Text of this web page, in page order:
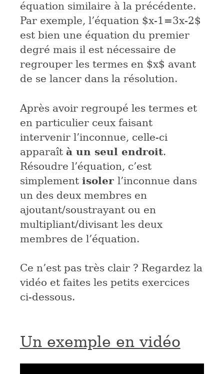
équation similaire à la précédente.
Par exemple, l’équation $x-1=3x-2$
est bien une équation du premier
degré mais il est nécessaire de
regrouper les termes en $x$ avant
de se lancer dans la résolution.
Après avoir regroupé les termes et
en particulier ceux faisant
intervenir l’inconnue, celle-ci
apparaît à un seul endroit.
Résoudre l’équation, c’est
simplement isoler l’inconnue dans
un des deux membres en
ajoutant/soustrayant ou en
multipliant/divisant les deux
membres de l’équation.
Ce n’est pas très clair ? Regardez la
vidéo et faites les petits exercices
ci-dessous.
Un exemple en vidéo